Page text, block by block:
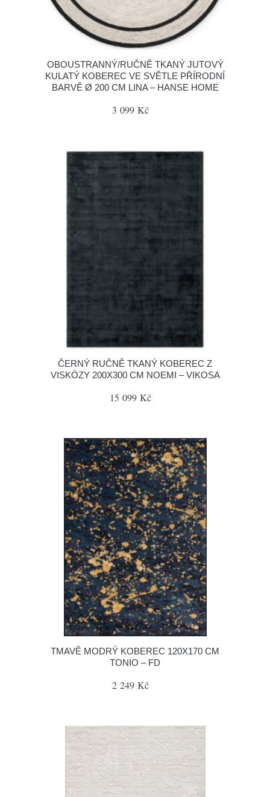
OBOUSTRANNÝ/RUČNĚ TKANÝ JUTOVÝ
KULATÝ KOBEREC VE SVĚTLE PŘÍRODNÍ
BARVĚ Ø 200 CM LINA – HANSE HOME
3 099 Kč
ČERNÝ RUČNĚ TKANÝ KOBEREC Z
VISKÓZY 200X300 CM NOEMI – VIKOSA
15 099 Kč
TMAVĚ MODRÝ KOBEREC 120X170 CM
TONIO – FD
2 249 Kč